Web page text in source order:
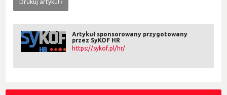
Drukuj artykuł
Artykuł sponsorowany przygotowany
przez SyKOF HR
https://sykof.pl/hr/